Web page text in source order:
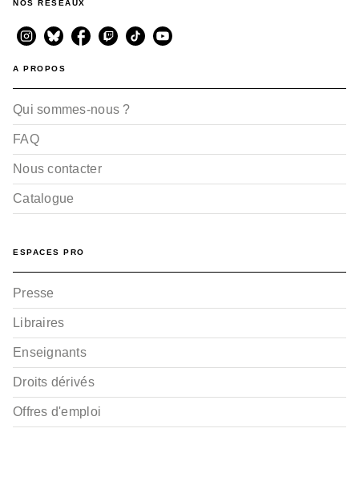
NOS RÉSEAUX
A PROPOS
Qui sommes-nous ?
FAQ
Nous contacter
Catalogue
ESPACES PRO
Presse
Libraires
Enseignants
Droits dérivés
Offres d'emploi